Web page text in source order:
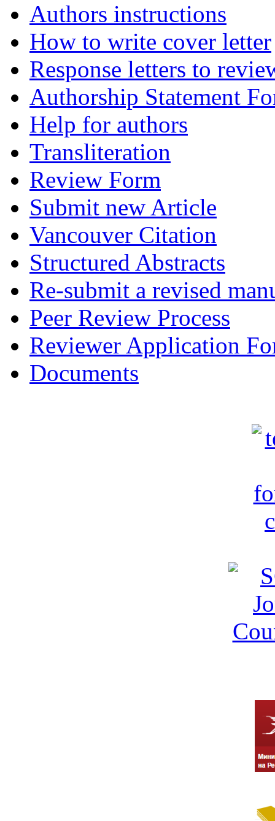
Authors instructions
How to write cover letter
Response letters to
Authorship Statement
Help for authors
Transliteration
Review Form
Submit new Article
Vancouver Citation
Structured Abstracts
Re-submit a revised
Peer Review Process
Reviewer Application
Documents